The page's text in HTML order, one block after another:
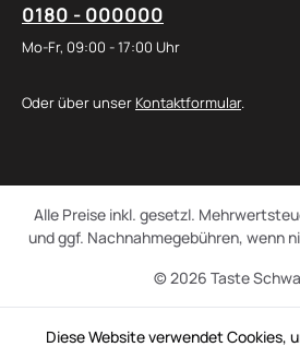
0180 - 000000
Mo-Fr, 09:00 - 17:00 Uhr
Oder über unser Kontaktformular.
© 2026 Taste
Alle Preise inkl. gesetzl.
und ggf. Nachnahmegebühren, wenn
Diese Website verwendet Cookies,